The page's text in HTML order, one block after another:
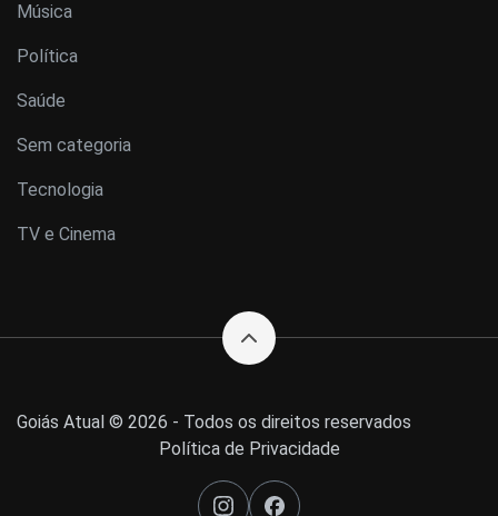
Música
Política
Saúde
Sem categoria
Tecnologia
TV e Cinema
Goiás Atual © 2026 - Todos os direitos reservados
Política de Privacidade